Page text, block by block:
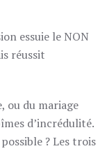
essuie le NON
réussit
ou du mariage
d’incrédulité.
? Les trois